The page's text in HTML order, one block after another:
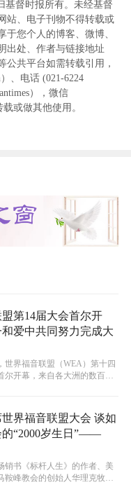
基督时报所有。未经基督
站、电子刊物不得转载或
您个人的博客、微博、
出处、作者与链接地址
公共平台如需转载引用，
、电话 (021-6224
），微信
或做其他使用。
第14届大会首尔开
爱中共同努力完成大
世界福音联盟（WEA）第十四
尔开幕，来自各大洲的数百名
界福音联盟大会 谈如
的“2000岁生日”——
销书《标杆人生》的作者、美
鞍峰教会的创始人华理克牧师